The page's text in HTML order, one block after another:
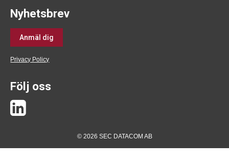
Nyhetsbrev
Anmäl dig
Privacy Policy
Följ oss
© 2026 SEC DATACOM AB